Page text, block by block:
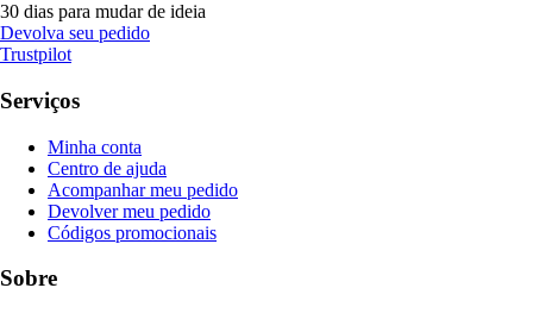
30 dias para mudar de ideia
Devolva seu pedido
Trustpilot
Serviços
Minha conta
Centro de ajuda
Acompanhar meu pedido
Devolver meu pedido
Códigos promocionais
Sobre